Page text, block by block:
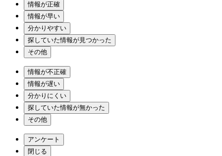
情報が正確
情報が早い
分かりやすい
探していた情報が見つかった
その他
情報が不正確
情報が遅い
分かりにくい
探していた情報が無かった
その他
アンケート
閉じる